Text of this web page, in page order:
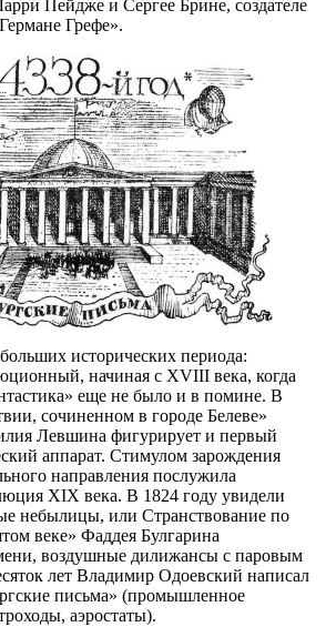
Пейдже и Сергее Брине, создателе
Грефе».
исторических периода:
начиная с XVIII века, когда
еще не было и в помине. В
сочиненном в городе Белеве»
Левшина фигурирует и первый
аппарат. Стимулом зарождения
направления послужила
XIX века. В 1824 году увидели
небылицы, или Странствование по
веке» Фаддея Булгарина
воздушные дилижансы с паровым
лет Владимир Одоевский написал
письма» (промышленное
аэростаты).